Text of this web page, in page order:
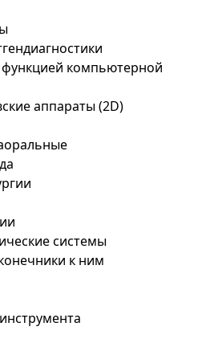
компьютерной
аппараты (2D)
системы
к ним